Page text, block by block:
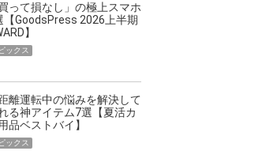
買って損なし」の極上スマホ
【GoodsPress 2026上半期
】
ックス
離運転中の悩みを解決して
る神アイテム7選【夏活カ
品ベストバイ】
ックス